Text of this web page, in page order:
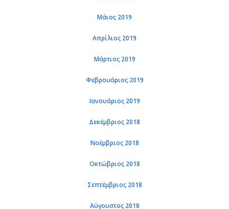
Μάιος 2019
Απρίλιος 2019
Μάρτιος 2019
Φεβρουάριος 2019
Ιανουάριος 2019
Δεκέμβριος 2018
Νοέμβριος 2018
Οκτώβριος 2018
Σεπτέμβριος 2018
Αύγουστος 2018